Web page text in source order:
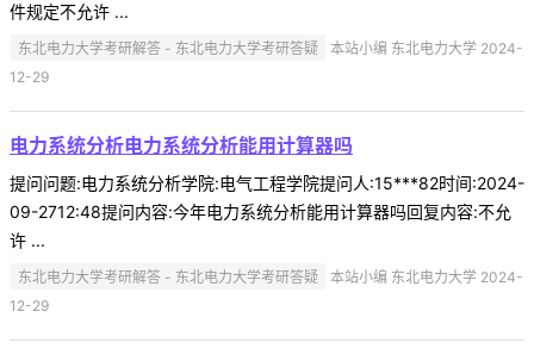
件规定不允许 ...
东北电力大学考研解答 - 东北电力大学考研答疑
本站小编 东北电力大学 2024-
12-29
电力系统分析电力系统分析能用计算器吗
提问问题:电力系统分析学院:电气工程学院提问人:15***82时间:2024-
09-2712:48提问内容:今年电力系统分析能用计算器吗回复内容:不允
许 ...
东北电力大学考研解答 - 东北电力大学考研答疑
本站小编 东北电力大学 2024-
12-29